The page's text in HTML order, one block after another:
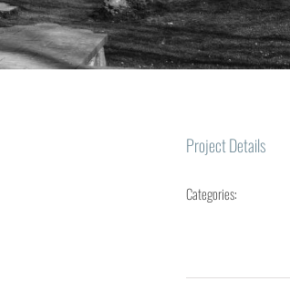
Project Details
Categories: